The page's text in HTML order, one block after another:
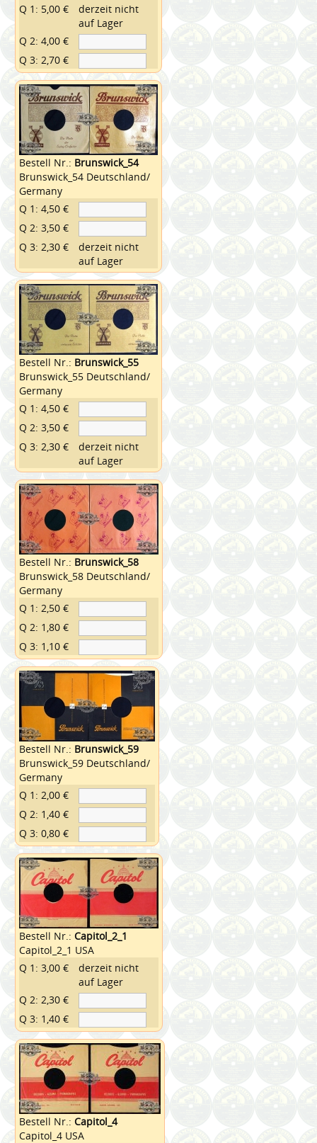
Q 1: 5,00 €
derzeit nicht
auf Lager
Q 2: 4,00 €
Q 3: 2,70 €
Bestell Nr.: Brunswick_54
Brunswick_54 Deutschland/
Germany
Q 1: 4,50 €
Q 2: 3,50 €
Q 3: 2,30 €
derzeit nicht
auf Lager
Bestell Nr.: Brunswick_55
Brunswick_55 Deutschland/
Germany
Q 1: 4,50 €
Q 2: 3,50 €
Q 3: 2,30 €
derzeit nicht
auf Lager
Bestell Nr.: Brunswick_58
Brunswick_58 Deutschland/
Germany
Q 1: 2,50 €
Q 2: 1,80 €
Q 3: 1,10 €
Bestell Nr.: Brunswick_59
Brunswick_59 Deutschland/
Germany
Q 1: 2,00 €
Q 2: 1,40 €
Q 3: 0,80 €
Bestell Nr.:Capitol_2_1
Capitol_2_1 USA
Q 1: 3,00 €
derzeit nicht
auf Lager
Q 2: 2,30 €
Q 3: 1,40 €
Bestell Nr.:Capitol_4
Capitol_4 USA